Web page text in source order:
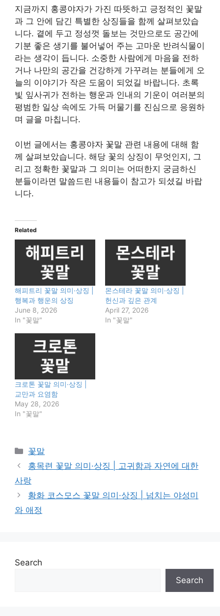
지금까지 홍콩야자가 가진 따뜻하고 긍정적인 꽃말
과 그 안에 담긴 특별한 상징들을 함께 살펴보았습
니다. 곁에 두고 정성껏 돌보는 것만으로도 공간에
기분 좋은 생기를 불어넣어 주는 고마운 반려식물이
라는 생각이 듭니다. 소중한 사람에게 마음을 전하
거나 나만의 공간을 건강하게 가꾸려는 분들에게 오
늘의 이야기가 작은 도움이 되었길 바랍니다. 초록
빛 잎사귀가 전하는 행운과 인내의 기운이 여러분의
평범한 일상 속에도 가득 머물기를 진심으로 응원하
며 글을 마칩니다.
이번 글에서는 홍콩야자 꽃말 관련 내용에 대해 함
께 살펴보았습니다. 해당 꽃의 상징이 무엇인지, 그
리고 정확한 꽃말과 그 의미는 어떠한지 궁금하신
분들이라면 말씀드린 내용들이 참고가 되셨길 바랍
니다.
Related
해피트리 꽃말 의미·상징 |
행복과 행운의 상징
June 8, 2026
In "꽃말"
몬스테라 꽃말 의미·상징 |
헌신과 깊은 관계
April 27, 2026
In "꽃말"
크로톤 꽃말 의미·상징 |
교만과 요염함
May 28, 2026
In "꽃말"
Categories
꽃말
홍목련 꽃말 의미·상징 | 고귀함과 자연에 대한
사랑
황화 코스모스 꽃말 의미·상징 | 넘치는 야성미
와 애정
Search
Search